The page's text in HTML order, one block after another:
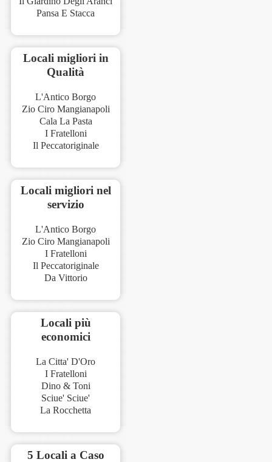
Pansa E Stacca
Locali migliori in
Qualità
L'Antico Borgo
Zio Ciro Mangianapoli
Cala La Pasta
I Fratelloni
Il Peccatoriginale
Locali migliori nel
servizio
L'Antico Borgo
Zio Ciro Mangianapoli
I Fratelloni
Il Peccatoriginale
Da Vittorio
Locali più
economici
La Citta' D'Oro
I Fratelloni
Dino & Toni
Sciue' Sciue'
La Rocchetta
5 Locali a Caso